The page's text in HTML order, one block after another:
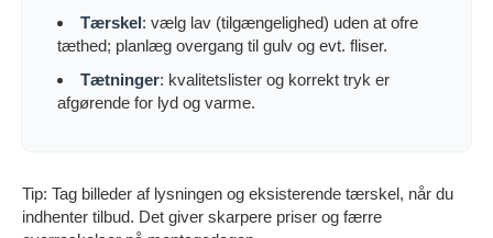
Tærskel : vælg lav (tilgængelighed) uden at ofre
tæthed; planlæg overgang til gulv og evt. fliser.
Tætninger: kvalitetslister og korrekt tryk er
afgørende for lyd og varme.
Tip: Tag billeder af lysningen og eksisterende tærskel, når du
indhenter tilbud. Det giver skarpere priser og færre